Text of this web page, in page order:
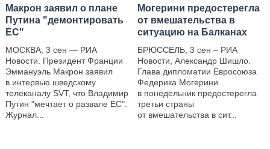
Макрон заявил о плане
Путина "демонтировать
ЕС"
МОСКВА, 3 сен — РИА
Новости. Президент Франции
Эммануэль Макрон заявил
в интервью шведскому
телеканалу SVT, что Владимир
Путин "мечтает о развале ЕС".
Журнал...
Могерини предостерегла
от вмешательства в
ситуацию на Балканах
БРЮССЕЛЬ, 3 сен – РИА
Новости, Александр Шишло.
Глава дипломатии Евросоюза
Федерика Могерини
в понедельник предостерегла
третьи страны
от вмешательства в сит...